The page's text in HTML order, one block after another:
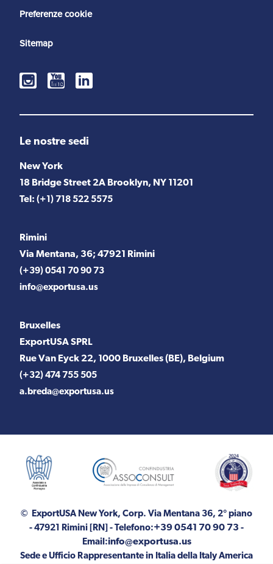
Preferenze cookie
Sitemap
Le nostre sedi
New York
18 Bridge Street 2A Brooklyn, NY 11201
Tel: (+1) 718 522 5575
Rimini
Via Mentana, 36; 47921 Rimini
(+39) 0541 70 90 73
info@exportusa.us
Bruxelles
ExportUSA SPRL
Rue Van Eyck 22, 1000 Bruxelles (BE), Belgium
(+32) 474 755 505
a.breda@exportusa.us
© ExportUSA New York, Corp. Via Mentana 36, 2° piano
- 47921 Rimini [RN]
- Telefono:+39 0541 70 90 73 -
Email:info@exportusa.us
Sede e Ufficio Rappresentante in Italia della Italy America